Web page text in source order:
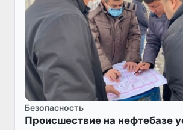
Безопасность
Происшествие на нефтебазе